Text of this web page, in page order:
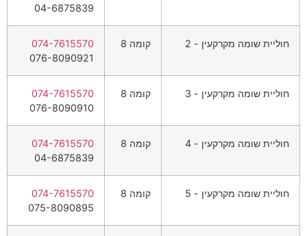
04-6875839
חוליית שומה מקרקעין - 2 קומה 8
074-7615570
076-8090921
חוליית שומה מקרקעין - 3 קומה 8
074-7615570
076-8090910
חוליית שומה מקרקעין - 4 קומה 8
074-7615570
04-6875839
חוליית שומה מקרקעין - 5 קומה 8
074-7615570
075-8090895